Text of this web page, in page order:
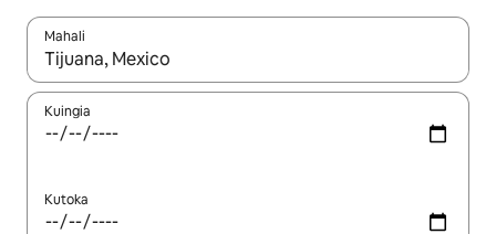
Mahali
Wakati matokeo yanapatikana, vinjari kwa kutumia vitufe vya
Kuingia
Kutoka